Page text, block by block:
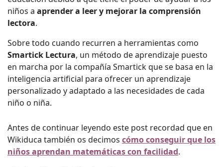
niños a aprender a leer y mejorar la comprensión
lectora.
Sobre todo cuando recurren a herramientas como
Smartick Lectura, un método de aprendizaje puesto
en marcha por la compañía Smartick que se basa en la
inteligencia artificial para ofrecer un aprendizaje
personalizado y adaptado a las necesidades de cada
niño o niña.
Antes de continuar leyendo este post recordad que en
Wikiduca también os decimos cómo conseguir que los
niños aprendan matemáticas con facilidad.